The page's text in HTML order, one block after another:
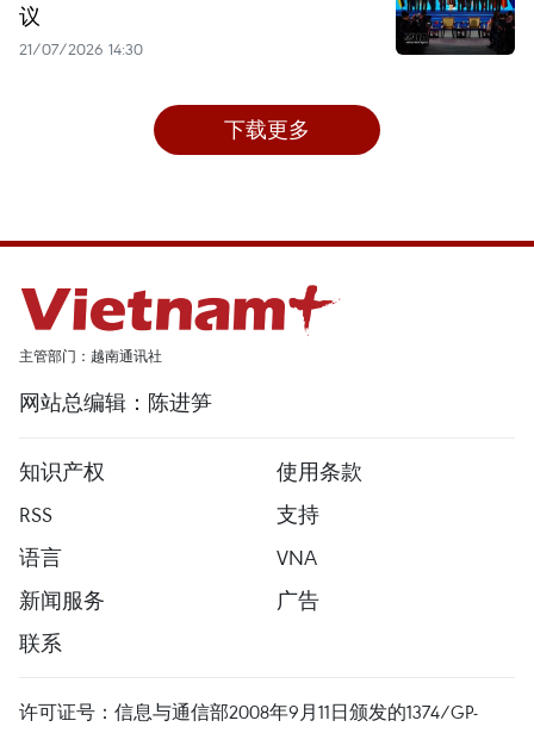
议
21/07/2026 14:30
下载更多
主管部门：越南通讯社
网站总编辑：陈进笋
知识产权
使用条款
RSS
支持
语言
VNA
新闻服务
广告
联系
许可证号：信息与通信部2008年9月11日颁发的1374/GP-